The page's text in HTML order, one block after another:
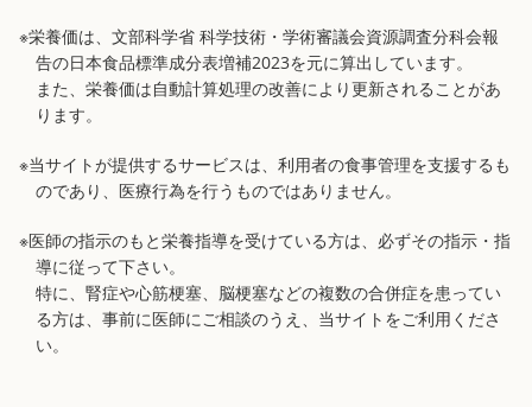
※栄養価は、文部科学省 科学技術・学術審議会資源調査分科会報
告の日本食品標準成分表増補2023を元に算出しています。
また、栄養価は自動計算処理の改善により更新されることがあ
ります。
※当サイトが提供するサービスは、利用者の食事管理を支援するも
のであり、医療行為を行うものではありません。
※医師の指示のもと栄養指導を受けている方は、必ずその指示・指
導に従って下さい。
特に、腎症や心筋梗塞、脳梗塞などの複数の合併症を患ってい
る方は、事前に医師にご相談のうえ、当サイトをご利用くださ
い。